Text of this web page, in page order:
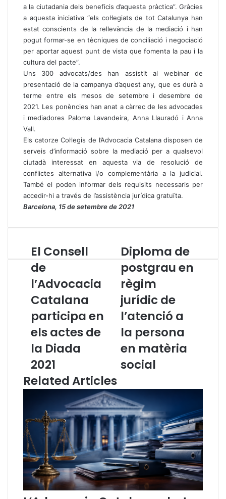
a la ciutadania dels beneficis d’aquesta pràctica”. Gràcies
a aquesta iniciativa “els col·legiats de tot Catalunya han
estat conscients de la rellevància de la mediació i han
pogut formar-se en tècniques de conciliació i negociació
per aportar aquest punt de vista que fomenta la pau i la
cultura del pacte”.
Uns 300 advocats/des han assistit al webinar de
presentació de la campanya d’aquest any, que es durà a
terme entre els mesos de setembre i desembre de
2021. Les ponències han anat a càrrec de les advocades
i mediadores Paloma Lavandeira, Anna Llauradó i Anna
Vall.
Els catorze Col·legis de l’Advocacia Catalana disposen de
serveis d’informació sobre la mediació per a qualsevol
ciutadà interessat en aquesta via de resolució de
conflictes alternativa i/o complementària a la judicial.
També el poden informar dels requisits necessaris per
accedir-hi a través de l’assistència jurídica gratuïta.
Barcelona, 15 de setembre de 2021
E
l
C
o
s
e
l
l
d
e
l
A
o
a
c
i
a
C
a
El Consell
de
l’Advocacia
Catalana
participa en
els actes de
la Diada
2021
D
i
p
l
m
a
d
o
s
r
a
u
e
n
r
è
g
i
m
Diploma de
postgrau en
règim
jurídic de
l’atenció a
la persona
en matèria
social
Related Articles